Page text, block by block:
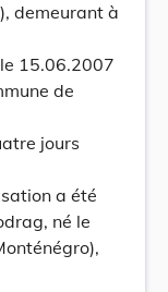
demeurant à
15.06.2007
de
jours
a été
né le